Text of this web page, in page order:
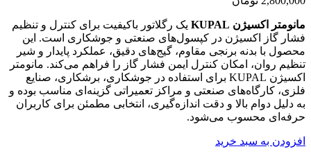
مانومتر اکسیژن KUPAL
یک رگلاتور باکیفیت برای کنترل و تنظیم
فشار گاز اکسیژن در کپسول‌های صنعتی و جوشکاری است. این
محصول با بدنه برنجی مقاوم، گیج‌های دقیق، عملکرد پایدار و شیر
تنظیم روان، امکان کنترل ایمن فشار گاز را فراهم می‌کند. مانومتر
اکسیژن KUPAL برای استفاده در جوشکاری، برشکاری، صنایع
فلزی، کارگاه‌های صنعتی و مراکز تعمیراتی گزینه‌ای مناسب بوده و
به دلیل دوام بالا و دقت اندازه‌گیری، انتخابی مطمئن برای کاربران
حرفه‌ای محسوب می‌شود.
افزودن به سبد خرید